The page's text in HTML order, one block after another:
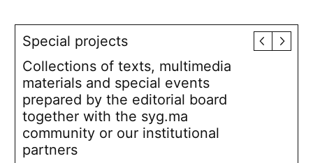
Special projects
Collections of texts, multimedia
materials and special events
prepared by the editorial board
together with the syg.ma
community or our institutional
partners